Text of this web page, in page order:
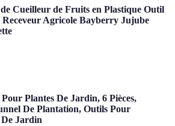
Cueilleur de Fruits en Plastique Outil
Agricole Bayberry Jujube
Plantes De Jardin, 6 Pièces,
De Plantation, Outils Pour
Jardin